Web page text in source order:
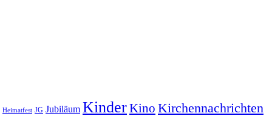
Heimatfest JG Jubiläum KinderKino Kirchennachrichten